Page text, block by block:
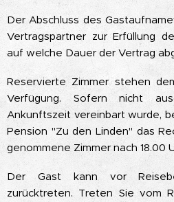
Der Abschluss des
Vertragspartner zur Erfüllung
auf welche Dauer der Vertrag
Reservierte Zimmer stehen
Verfügung. Sofern nicht
Ankunftszeit vereinbart wurde,
Pension "Zu den Linden" das
genommene Zimmer nach 18.00
Der Gast kann vor
zurücktreten. Treten Sie vom